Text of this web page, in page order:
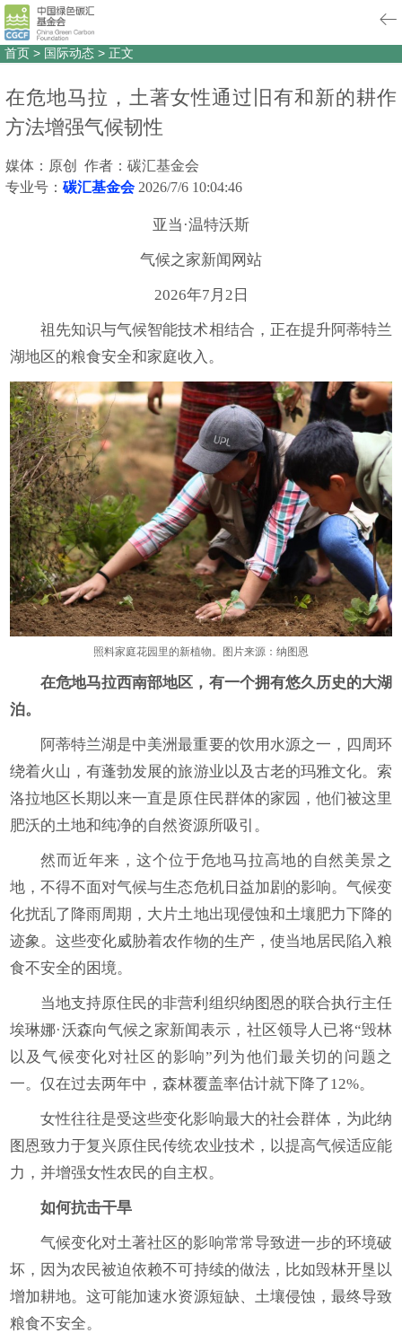
首页 > 国际动态 > 正文
在危地马拉，土著女性通过旧有和新的耕作
方法增强气候韧性
媒体：原创 作者：碳汇基金会
专业号： 碳汇基金会 2026/7/6 10:04:46
亚当·温特沃斯
气候之家新闻网站
2026年7月2日
祖先知识与气候智能技术相结合，正在提升阿蒂特兰
湖地区的粮食安全和家庭收入。
照料家庭花园里的新植物。图片来源：纳图恩
在危地马拉西南部地区，有一个拥有悠久历史的大湖
泊。
阿蒂特兰湖是中美洲最重要的饮用水源之一，四周环
绕着火山，有蓬勃发展的旅游业以及古老的玛雅文化。索
洛拉地区长期以来一直是原住民群体的家园，他们被这里
肥沃的土地和纯净的自然资源所吸引。
然而近年来，这个位于危地马拉高地的自然美景之
地，不得不面对气候与生态危机日益加剧的影响。气候变
化扰乱了降雨周期，大片土地出现侵蚀和土壤肥力下降的
迹象。这些变化威胁着农作物的生产，使当地居民陷入粮
食不安全的困境。
当地支持原住民的非营利组织纳图恩的联合执行主任
埃琳娜·沃森向气候之家新闻表示，社区领导人已将“毁林
以及气候变化对社区的影响”列为他们最关切的问题之
一。仅在过去两年中，森林覆盖率估计就下降了12%。
女性往往是受这些变化影响最大的社会群体，为此纳
图恩致力于复兴原住民传统农业技术，以提高气候适应能
力，并增强女性农民的自主权。
如何抗击干旱
气候变化对土著社区的影响常常导致进一步的环境破
坏，因为农民被迫依赖不可持续的做法，比如毁林开垦以
增加耕地。这可能加速水资源短缺、土壤侵蚀，最终导致
粮食不安全。